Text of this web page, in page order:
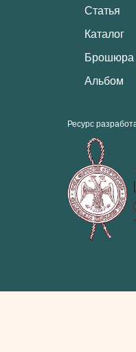
Статья
Каталог
Брошюра
Альбом
Ресурс